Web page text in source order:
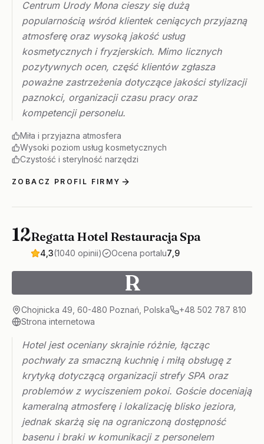
Centrum Urody Mona cieszy się dużą
popularnością wśród klientek ceniących przyjazną
atmosferę oraz wysoką jakość usług
kosmetycznych i fryzjerskich. Mimo licznych
pozytywnych ocen, część klientów zgłasza
poważne zastrzeżenia dotyczące jakości stylizacji
paznokci, organizacji czasu pracy oraz
kompetencji personelu.
Miła i przyjazna atmosfera
Wysoki poziom usług kosmetycznych
Czystość i sterylność narzędzi
ZOBACZ PROFIL FIRMY
12Regatta Hotel Restauracja Spa
4,3(1040 opinii) Ocena portalu7,9
R
Chojnicka 49, 60-480 Poznań, Polska
+48 502 787 810
Strona internetowa
Hotel jest oceniany skrajnie różnie, łącząc
pochwały za smaczną kuchnię i miłą obsługę z
krytyką dotyczącą organizacji strefy SPA oraz
problemów z wyciszeniem pokoi. Goście doceniają
kameralną atmosferę i lokalizację blisko jeziora,
jednak skarżą się na ograniczoną dostępność
basenu i braki w komunikacji z personelem